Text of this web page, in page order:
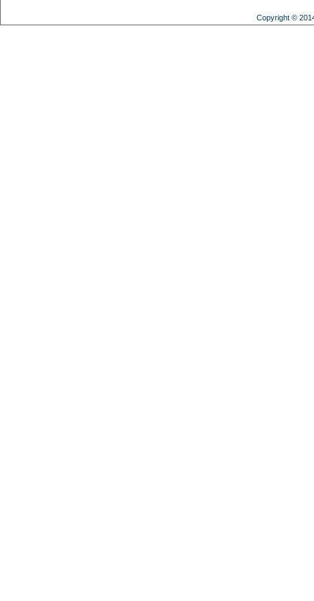
Copyright ©